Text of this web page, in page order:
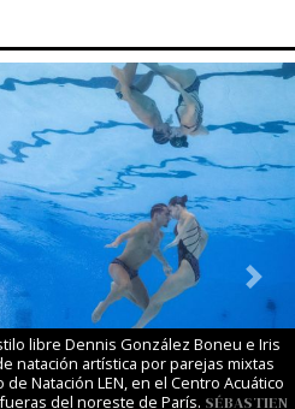
libre Dennis González Boneu e Iris
natación artística por parejas mixtas
Natación LEN, en el Centro Acuático
del noreste de París. SÉBASTIEN
Next